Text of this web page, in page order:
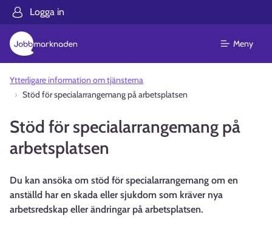
Logga in
Meny
Ytterligare information om tjänsterna
Stöd för specialarrangemang på arbetsplatsen
Stöd för specialarrangemang på
arbetsplatsen
Du kan ansöka om stöd för specialarrangemang om en
anställd har en skada eller sjukdom som kräver nya
arbetsredskap eller ändringar på arbetsplatsen.